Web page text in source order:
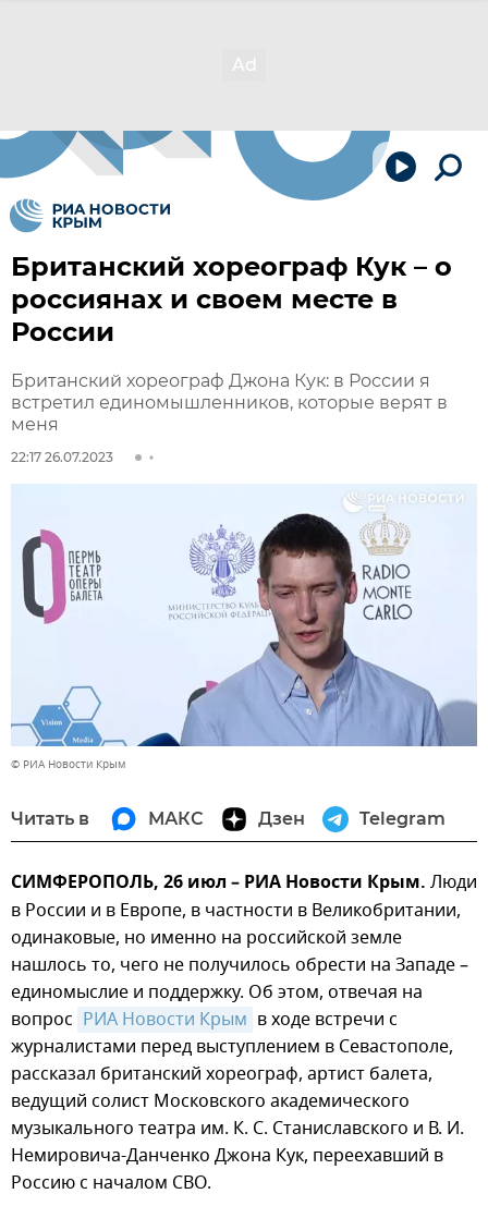
Британский хореограф Кук – о
россиянах и своем месте в
России
Британский хореограф Джона Кук: в России я
встретил единомышленников, которые верят в
меня
22:17 26.07.2023
© РИА Новости Крым
Читать в МАКС Дзен Telegram
СИМФЕРОПОЛЬ, 26 июл – РИА Новости Крым. Люди
в России и в Европе, в частности в Великобритании,
одинаковые, но именно на российской земле
нашлось то, чего не получилось обрести на Западе –
единомыслие и поддержку. Об этом, отвечая на
вопрос РИА Новости Крым в ходе встречи с
журналистами перед выступлением в Севастополе,
рассказал британский хореограф, артист балета,
ведущий солист Московского академического
музыкального театра им. К. С. Станиславского и В. И.
Немировича-Данченко Джона Кук, переехавший в
Россию с началом СВО.